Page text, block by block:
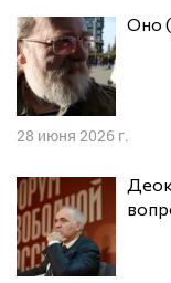
28 июня 2026 г.
Деоккупация Крыма перестала быть